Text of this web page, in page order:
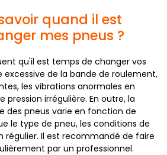
quand il est
mes pneus ?
qu'il est temps de changer vos
excessive de la bande de roulement,
les vibrations anormales en
pression irrégulière. En outre, la
des pneus varie en fonction de
le type de pneu, les conditions de
Il est recommandé de faire
par un professionnel.